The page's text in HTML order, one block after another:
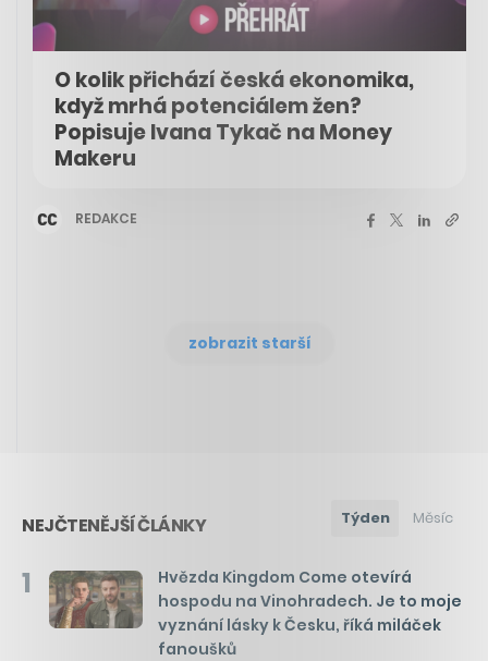
O kolik přichází česká ekonomika,
když mrhá potenciálem žen?
Popisuje Ivana Tykač na Money
Makeru
REDAKCE
zobrazit starší
NEJČTENĚJŠÍ ČLÁNKY Týden Měsíc
1
Hvězda Kingdom Come otevírá
hospodu na Vinohradech. Je to moje
vyznání lásky k Česku, říká miláček
fanoušků